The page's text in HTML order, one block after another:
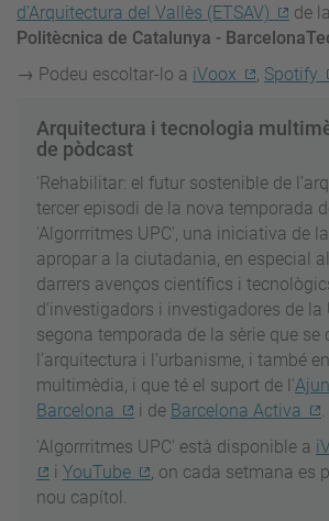
d’Arquitectura del Vallès (ETSAV)
de la
Politècnica de Catalunya -
→ Podeu escoltar-lo a iVoox , Spotify
Arquitectura i tecnologia
de pòdcast
'Rehabilitar: el futur sostenible de
tercer episodi de la nova temporada
'Algorrritmes UPC', una iniciativa de
apropar a la ciutadania, en especial
darrers avenços científics i
d'investigadors i investigadores de la
segona temporada de la sèrie que se
l’arquitectura i l’urbanisme, i també
multimèdia, i que té el suport de l'
Barcelona
i de Barcelona Activa
.
'Algorrritmes UPC' està disponible a
i YouTube
, on cada setmana es
nou capítol.